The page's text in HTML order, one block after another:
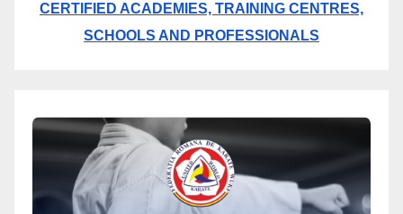
CERTIFIED ACADEMIES, TRAINING CENTRES,
SCHOOLS AND PROFESSIONALS